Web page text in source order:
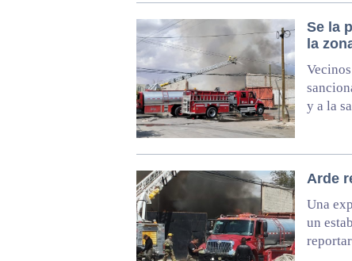
Se la
la
y a la
Arde
Una
un